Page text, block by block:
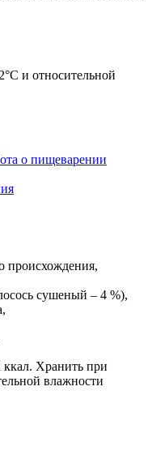
и относительной
о пищеварении
происхождения,
сушеный – 4 %),
ккал. Хранить при
влажности